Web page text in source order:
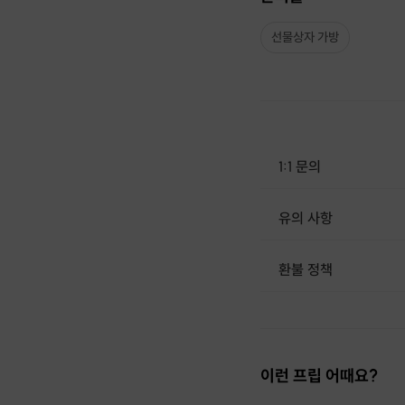
필링만들기
필링짜기
선물상자 가방
1:1 문의
유의 사항
환불 정책
이런 프립 어때요?